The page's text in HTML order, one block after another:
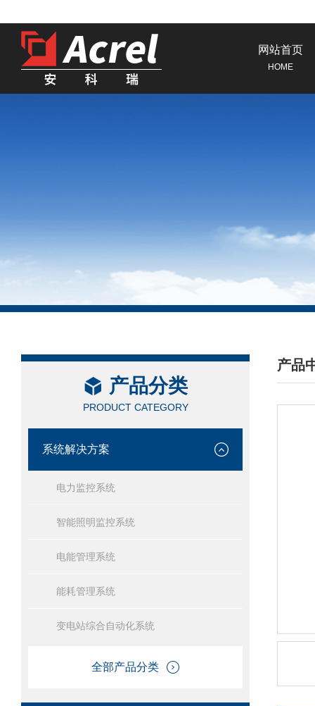
网站首页
HOME
产品分类
PRODUCT CATEGORY
系统解决方案
电力监控系统
智能照明监控系统
电能管理系统
能耗管理系统
变电站综合自动化系统
全部产品分类
产品
/